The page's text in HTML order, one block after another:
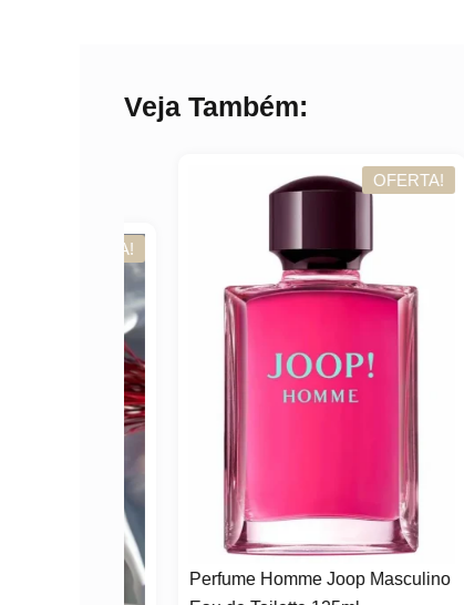
Veja Também:
OFERTA!
Perfume Homme Joop Masculino